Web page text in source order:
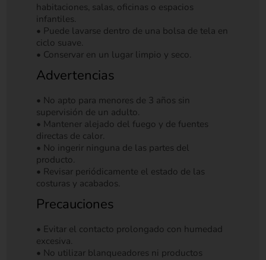
habitaciones, salas, oficinas o espacios
infantiles.
• Puede lavarse dentro de una bolsa de tela en
ciclo suave.
• Conservar en un lugar limpio y seco.
Advertencias
• No apto para menores de 3 años sin
supervisión de un adulto.
• Mantener alejado del fuego y de fuentes
directas de calor.
• No ingerir ninguna de las partes del
producto.
• Revisar periódicamente el estado de las
costuras y acabados.
Precauciones
• Evitar el contacto prolongado con humedad
excesiva.
• No utilizar blanqueadores ni productos